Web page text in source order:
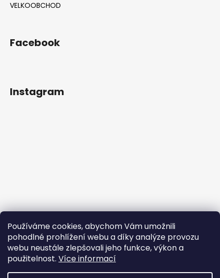
Používáme cookies, abychom Vám umožnili
pohodlné prohlížení webu a díky analýze provozu
webu neustále zlepšovali jeho funkce, výkon a
použitelnost. Více informací
VELKOOBCHOD
Facebook
Instagram